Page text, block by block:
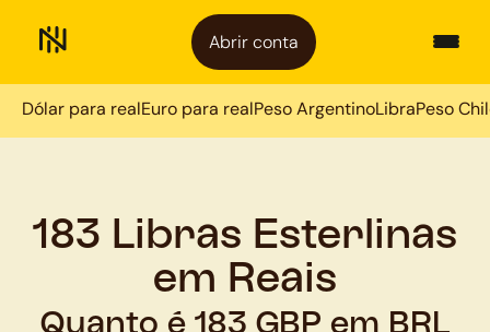
Abrir conta
Dólar para realEuro para realPeso ArgentinoLibraPeso
183 Libras Esterlinas
em Reais